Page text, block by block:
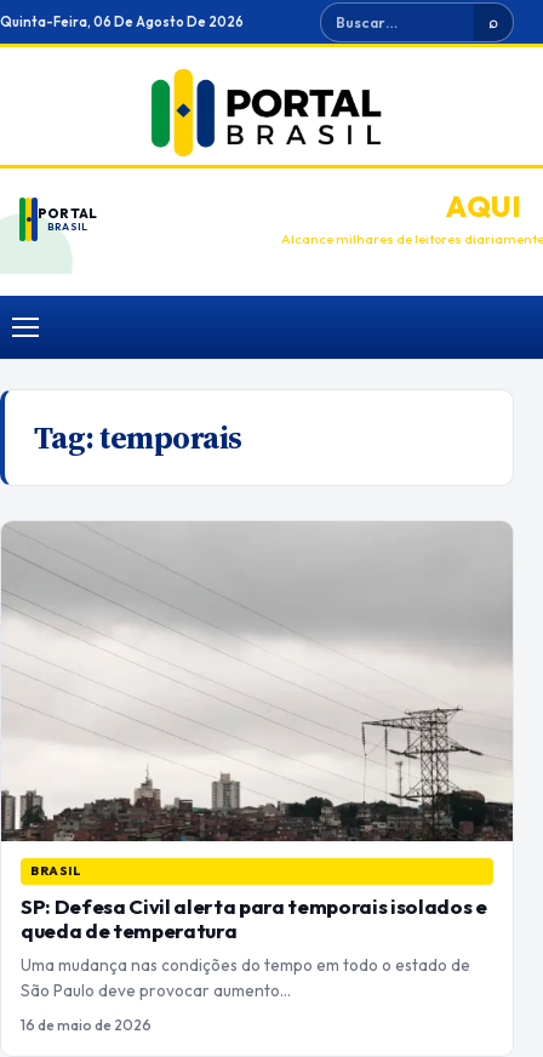
Ir
para
Quinta-Feira, 06 De Agosto De 2026 Buscar ⌕
PORTAL
BRASIL
ANUNCIEAQUI
Alcance milhares de leitores diariamente
Menu
Tag:temporais
BRASIL
SP: Defesa Civil alerta para temporais isolados e
queda de temperatura
Uma mudança nas condições do tempo em todo o estado de
São Paulo deve provocar aumento…
16 de maio de 2026